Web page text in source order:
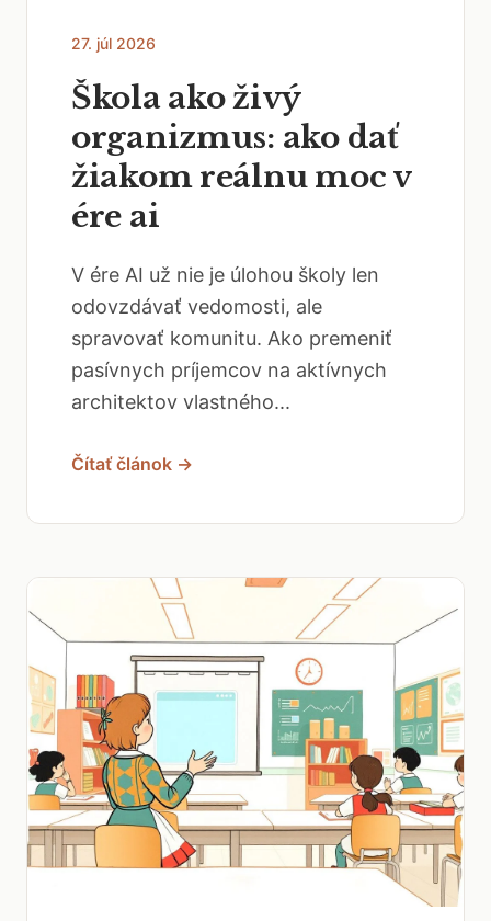
27. júl 2026
Škola ako živý
organizmus: ako dať
žiakom reálnu moc v
ére ai
V ére AI už nie je úlohou školy len
odovzdávať vedomosti, ale
spravovať komunitu. Ako premeniť
pasívnych príjemcov na aktívnych
architektov vlastného...
Čítať článok →